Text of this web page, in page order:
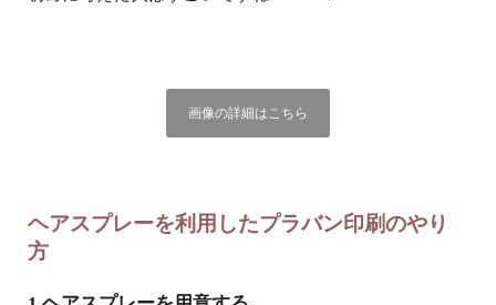
画像の詳細はこちら
ヘアスプレーを利用したプラバン印刷のやり
方